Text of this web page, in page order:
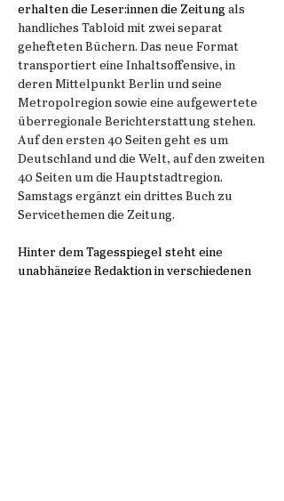
erhalten die Leser:innen die Zeitung als
handliches Tabloid mit zwei separat
gehefteten Büchern. Das neue Format
transportiert eine Inhaltsoffensive, in
deren Mittelpunkt Berlin und seine
Metropolregion sowie eine aufgewertete
überregionale Berichterstattung stehen.
Auf den ersten 40 Seiten geht es um
Deutschland und die Welt, auf den zweiten
40 Seiten um die Hauptstadtregion.
Samstags ergänzt ein drittes Buch zu
Servicethemen die Zeitung.
Hinter dem Tagesspiegel steht eine
unabhängige Redaktion in verschiedenen